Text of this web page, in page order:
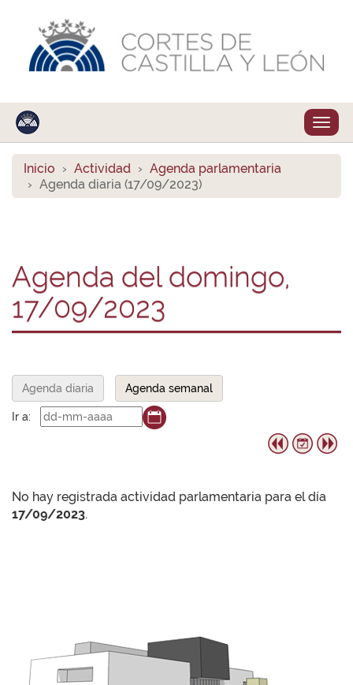
Inicio Actividad
Agenda parlamentaria
Agenda diaria (17/09/2023)
Agenda del domingo,
17/09/2023
Agenda diaria Agenda semanal
Ir a:
No hay registrada actividad parlamentaria para el día
17/09/2023.